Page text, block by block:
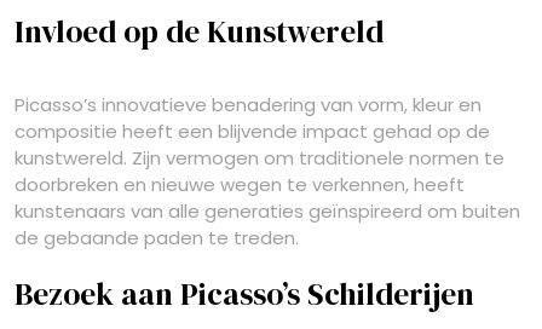
Invloed op de Kunstwereld
Picasso’s innovatieve benadering van vorm, kleur en
compositie heeft een blijvende impact gehad op de
kunstwereld. Zijn vermogen om traditionele normen te
doorbreken en nieuwe wegen te verkennen, heeft
kunstenaars van alle generaties geïnspireerd om buiten
de gebaande paden te treden.
Bezoek aan Picasso’s Schilderijen